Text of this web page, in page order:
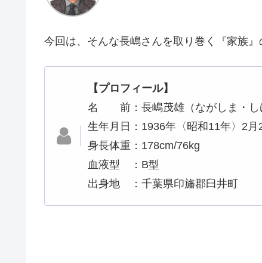
今回は、そんな長嶋さんを取り巻く『家族』
【プロフィール】
名 前：長嶋茂雄（ながしま・し
生年月日：1936年〈昭和11年〉2月
身長体重：178cm/76kg
血液型 ：B型
出身地 ：千葉県印旛郡臼井町